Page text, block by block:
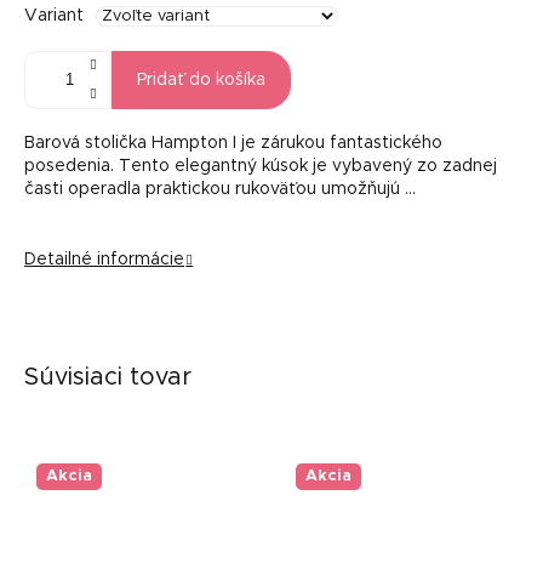
Variant
Pridať do košíka
Barová stolička Hampton I je zárukou fantastického
posedenia. Tento elegantný kúsok je vybavený zo zadnej
časti operadla praktickou rukoväťou umožňujú …
Detailné informácie
Súvisiaci tovar
Akcia Akcia